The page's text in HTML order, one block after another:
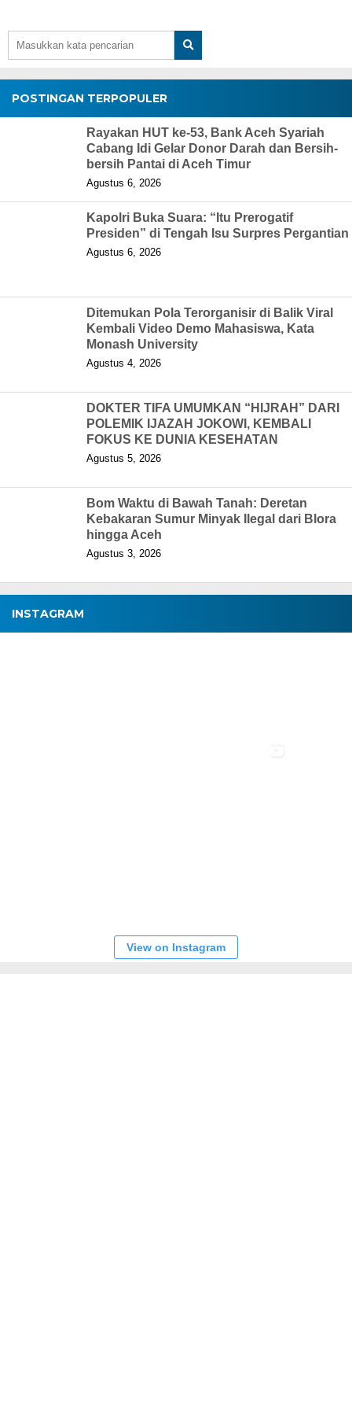
POSTINGAN TERPOPULER
Rayakan HUT ke-53, Bank Aceh Syariah
Cabang Idi Gelar Donor Darah dan Bersih-
bersih Pantai di Aceh Timur
Agustus 6, 2026
Kapolri Buka Suara: “Itu Prerogatif
Presiden” di Tengah Isu Surpres Pergantian
Agustus 6, 2026
Ditemukan Pola Terorganisir di Balik Viral
Kembali Video Demo Mahasiswa, Kata
Monash University
Agustus 4, 2026
DOKTER TIFA UMUMKAN “HIJRAH” DARI
POLEMIK IJAZAH JOKOWI, KEMBALI
FOKUS KE DUNIA KESEHATAN
Agustus 5, 2026
Bom Waktu di Bawah Tanah: Deretan
Kebakaran Sumur Minyak Ilegal dari Blora
hingga Aceh
Agustus 3, 2026
INSTAGRAM
View on Instagram